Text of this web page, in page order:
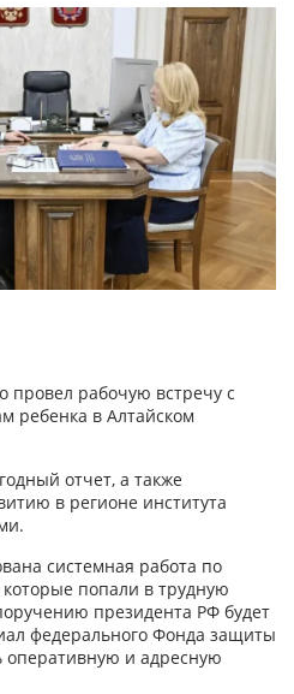
провел рабочую встречу с
ребенка в Алтайском
отчет, а также
в регионе института
системная работа по
попали в трудную
президента РФ будет
федерального Фонда защиты
оперативную и адресную